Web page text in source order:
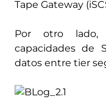
Tape Gateway
Por otro lado,
capacidades de
datos entre tier